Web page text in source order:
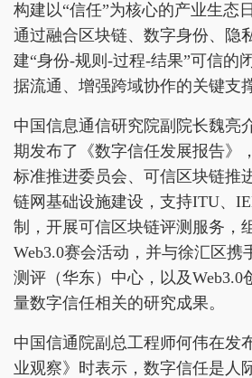
构建以“信任”为核心的产业生态
通过融合区块链、数字身份、隐
建“身份-规则-过程-结果”可信的
据流通、增强跨域协作的关键支
中国信息通信研究院副院长魏亮
期发布了《数字信任发展报告》
标准推进委员会、可信区块链推
链网基础设施建设，支持ITU、
制，开展可信区块链评测服务，
Web3.0赛会活动，并与徐汇区携
测评（华东）中心，以及Web3.0
量数字信任相关的研究成果。
中国信通院副总工程师何伟在发
业观察》时表示，数字信任是人